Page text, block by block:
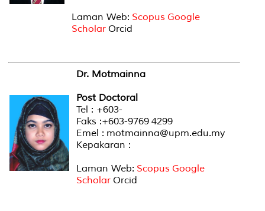
Laman Web: Scopus Google
Scholar Orcid
Dr. Motmainna
Post Doctoral
Tel : +603-
Faks :+603-9769 4299
Emel : motmainna@upm.edu.my
Kepakaran :
Laman Web: Scopus Google
Scholar Orcid